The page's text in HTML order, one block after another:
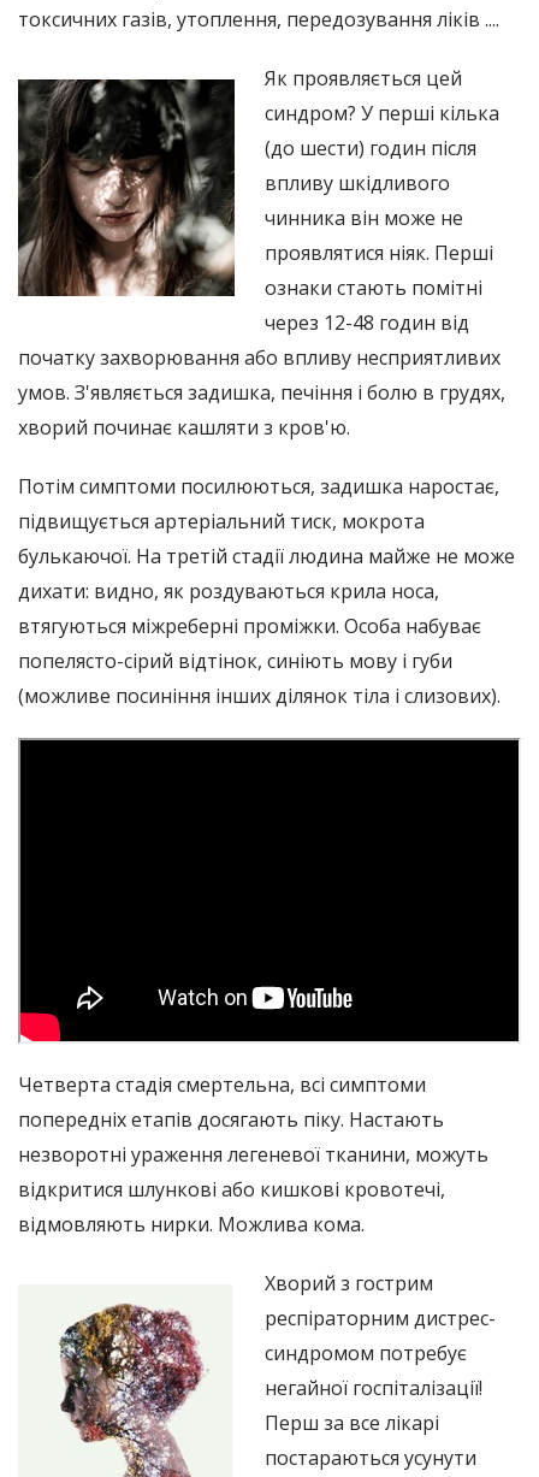
токсичних газів, утоплення, передозування ліків ....
Як проявляється цей
синдром? У перші кілька
(до шести) годин після
впливу шкідливого
чинника він може не
проявлятися ніяк. Перші
ознаки стають помітні
через 12-48 годин від
початку захворювання або впливу несприятливих
умов. З'являється задишка, печіння і болю в грудях,
хворий починає кашляти з кров'ю.
Потім симптоми посилюються, задишка наростає,
підвищується артеріальний тиск, мокрота
булькаючої. На третій стадії людина майже не може
дихати: видно, як роздуваються крила носа,
втягуються міжреберні проміжки. Особа набуває
попелясто-сірий відтінок, синіють мову і губи
(можливе посиніння інших ділянок тіла і слизових).
Четверта стадія смертельна, всі симптоми
попередніх етапів досягають піку. Настають
незворотні ураження легеневої тканини, можуть
відкритися шлункові або кишкові кровотечі,
відмовляють нирки. Можлива кома.
Хворий з гострим
респіраторним дистрес-
синдромом потребує
негайної госпіталізації!
Перш за все лікарі
постараються усунути